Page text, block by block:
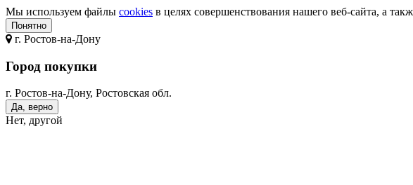
Мы используем файлы cookies в целях совершенствования нашего веб-сайта, а
Понятно
г. Ростов-на-Дону
Город покупки
г. Ростов-на-Дону, Ростовская обл.
Да, верно
Нет, другой